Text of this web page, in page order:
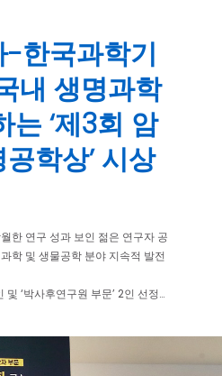
-한국과학기
내 생명과학
는 ‘제3회 암
학상’ 시상
한 연구 성과 보인 젊은 연구자 공
학 및 생물공학 분야 지속적 발전
및 ‘박사후연구원 부문’ 2인 선정…